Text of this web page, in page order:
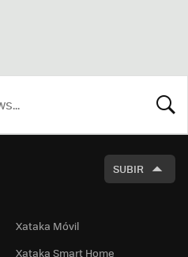
SUBIR
Xataka Móvil
Xataka Smart Home